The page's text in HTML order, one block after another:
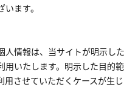
ます。
人情報は、当サイトが明示した
用いたします。明示した目的範
させていただくケースが生じ